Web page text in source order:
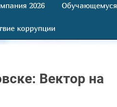
2026 Обучающемуся
коррупции
Вектор на